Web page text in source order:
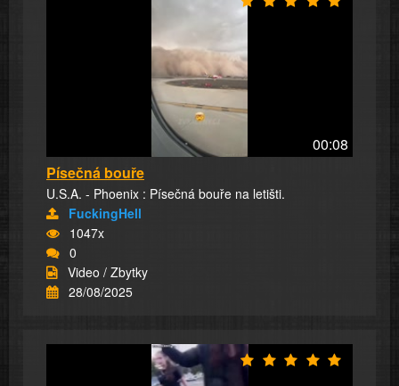
00:08
Písečná bouře
U.S.A. - Phoenix : Písečná bouře na letišti.
FuckingHell
1047x
0
Video / Zbytky
28/08/2025